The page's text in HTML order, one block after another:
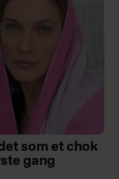
som et chok
gang